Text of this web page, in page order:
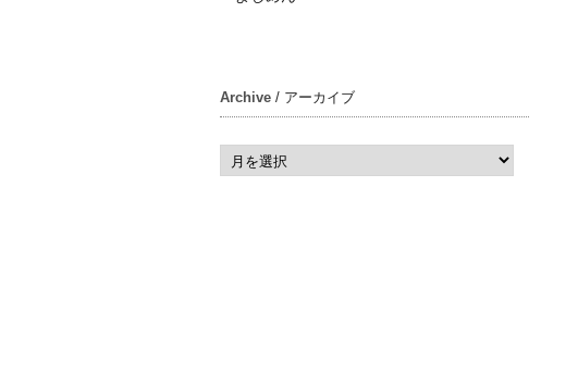
Archive / アーカイブ